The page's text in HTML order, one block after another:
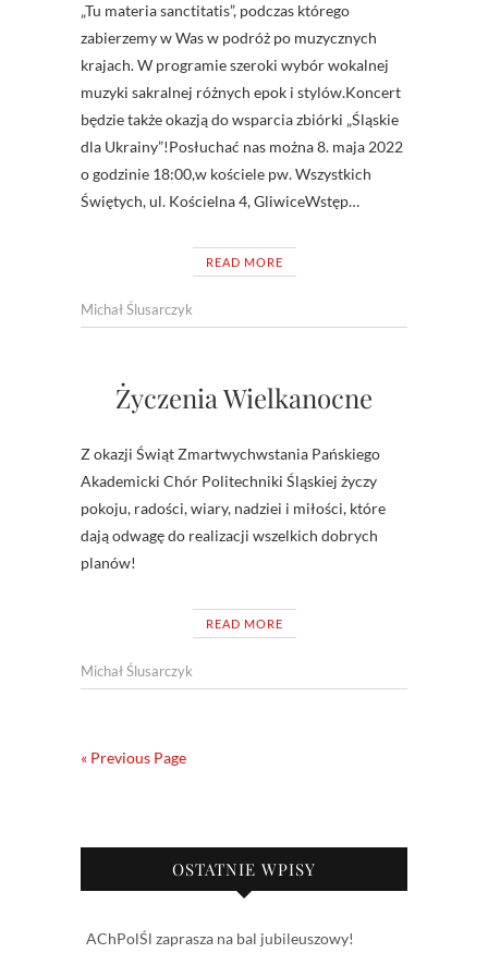
„Tu materia sanctitatis”, podczas którego
zabierzemy w Was w podróż po muzycznych
krajach. W programie szeroki wybór wokalnej
muzyki sakralnej różnych epok i stylów.Koncert
będzie także okazją do wsparcia zbiórki „Śląskie
dla Ukrainy”!Posłuchać nas można 8. maja 2022
o godzinie 18:00,w kościele pw. Wszystkich
Świętych, ul. Kościelna 4, GliwiceWstęp…
READ MORE
Michał Ślusarczyk
Życzenia Wielkanocne
Z okazji Świąt Zmartwychwstania Pańskiego
Akademicki Chór Politechniki Śląskiej życzy
pokoju, radości, wiary, nadziei i miłości, które
dają odwagę do realizacji wszelkich dobrych
planów!
READ MORE
Michał Ślusarczyk
« Previous Page
OSTATNIE WPISY
AChPolŚl zaprasza na bal jubileuszowy!